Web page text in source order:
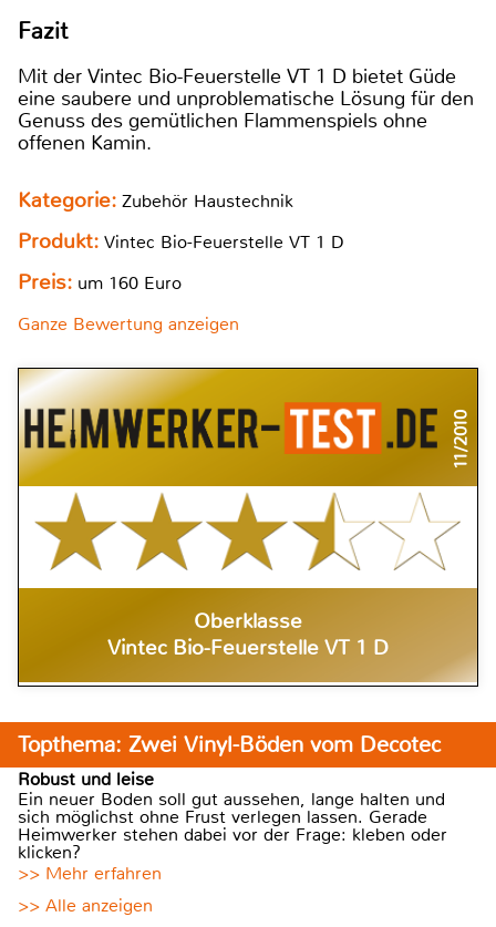
Fazit
Mit der Vintec Bio-Feuerstelle VT 1 D bietet Güde
eine saubere und unproblematische Lösung für den
Genuss des gemütlichen Flammenspiels ohne
offenen Kamin.
Kategorie: Zubehör Haustechnik
Produkt: Vintec Bio-Feuerstelle VT 1 D
Preis: um 160 Euro
Ganze Bewertung anzeigen
11/2010
Oberklasse
Vintec Bio-Feuerstelle VT 1 D
Topthema: Zwei Vinyl-Böden vom Decotec
Robust und leise
Ein neuer Boden soll gut aussehen, lange halten und
sich möglichst ohne Frust verlegen lassen. Gerade
Heimwerker stehen dabei vor der Frage: kleben oder
klicken?
>> Mehr erfahren
>> Alle anzeigen